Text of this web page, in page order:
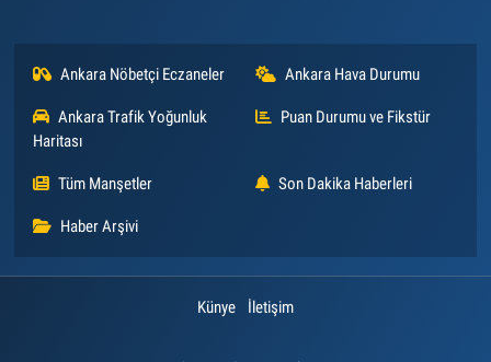
Ankara Nöbetçi Eczaneler Ankara Hava Durumu
Ankara Trafik Yoğunluk
Haritası
Puan Durumu ve Fikstür
Tüm Manşetler Son Dakika Haberleri
Haber Arşivi
Künye İletişim